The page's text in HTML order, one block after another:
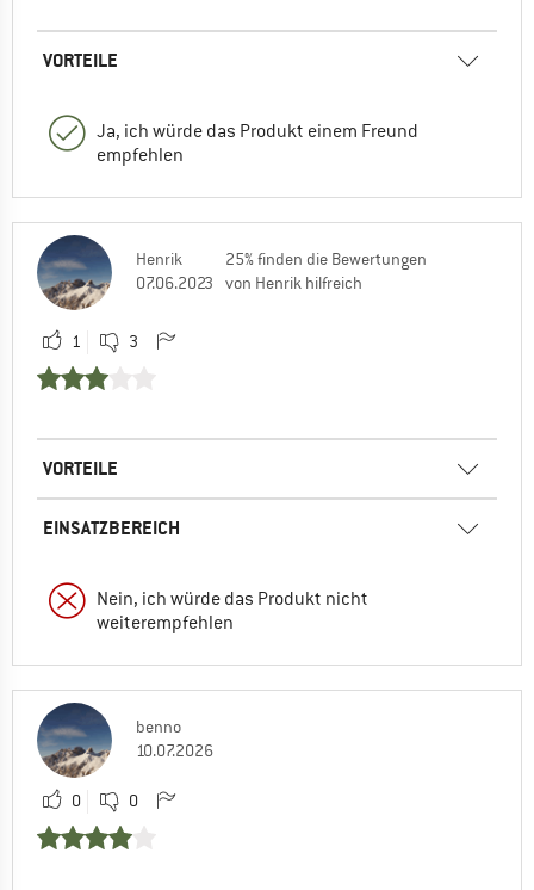
VORTEILE
Ja, ich würde das Produkt einem Freund
empfehlen
Henrik
07.06.2023
25% finden die Bewertungen
von Henrik hilfreich
1 3
VORTEILE
EINSATZBEREICH
Nein, ich würde das Produkt nicht
weiterempfehlen
benno
10.07.2026
0 0